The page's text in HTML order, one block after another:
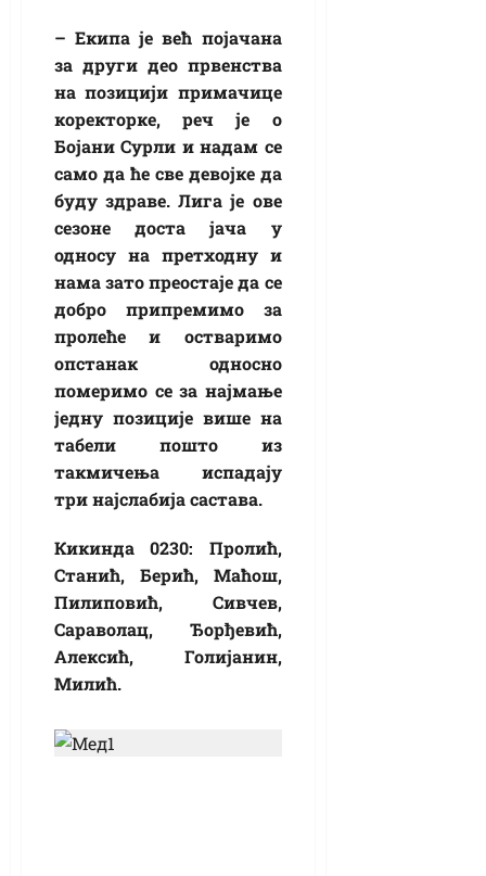
– Екипа је већ појачана
за други део првенства
на позицији примачице
коректорке, реч је о
Бојани Сурли и надам се
само да ће све девојке да
буду здраве. Лига је ове
сезоне доста јача у
односу на претходну и
нама зато преостаје да се
добро припремимо за
пролеће и остваримо
опстанак односно
померимо се за најмање
једну позиције више на
табели пошто из
такмичења испадају
три најслабија састава.
Кикинда 0230: Пролић,
Станић, Берић, Маћош,
Пилиповић, Сивчев,
Сараволац, Ђорђевић,
Алексић, Голијанин,
Милић.